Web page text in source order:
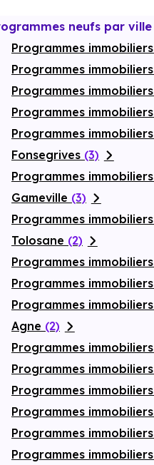
Ressources
Financer
neufs par ville
Programmes
Programmes
Programmes
Programmes
Programmes
Fonsegrives (3)
Programmes
Gameville (3)
Programmes
Tolosane (2)
Programmes
Programmes
Programmes
Agne (2)
Programmes
Programmes
Programmes
Programmes
Programmes
Programmes